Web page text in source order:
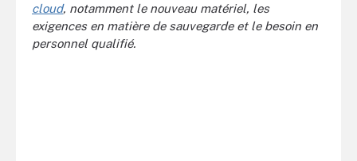
cloud, notamment le nouveau matériel, les
exigences en matière de sauvegarde et le besoin en
personnel qualifié.